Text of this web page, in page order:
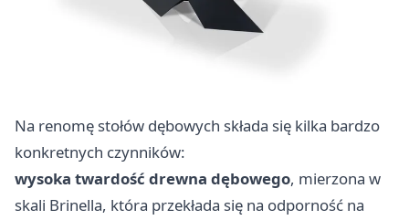
Na renomę stołów dębowych składa się kilka bardzo
konkretnych czynników:
wysoka twardość drewna dębowego, mierzona w
skali Brinella, która przekłada się na odporność na